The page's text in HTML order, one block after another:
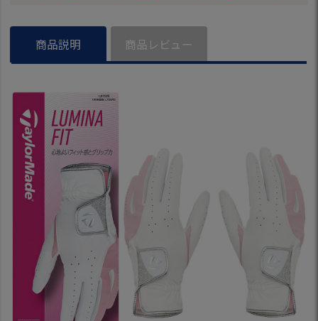
商品説明 商品レビュー